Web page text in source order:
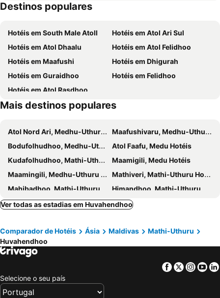
Endheri Sunset Dhangethi
Dhamana Beach Is Located On The Sunrise Beach Of Mahibadhoo, Maldives.
Dhiguveli Breeze
Ranveli Island Resort
Hotel Vakarufalhi Resort
MEHEL - Holiday Home - Mahibadhoo
Horizon Dhigurah
Sun Beach Dhigurah
Oasis Dhigurah
Nemo Inn
Destinos populares
Hotéis em South Male Atoll
Hotéis em Atol Ari Sul
Hotéis em Atol Dhaalu
Hotéis em Atol Felidhoo
Hotéis em Maafushi
Hotéis em Dhigurah
Hotéis em Guraidhoo
Hotéis em Felidhoo
Hotéis em Atol Rasdhoo
Mais destinos populares
Atol Nord Ari, Medhu-Uthuru Hotéis
Maafushivaru, Medhu-Uthuru Hotéis
Bodufolhudhoo, Medhu-Uthuru Hotéis
Atol Faafu, Medu Hotéis
Kudafolhudhoo, Mathi-Uthuru Hotéis
Maamigili, Medu Hotéis
Maamingili, Medhu-Uthuru Hotéis
Mathiveri, Mathi-Uthuru Hotéis
Mahibadhoo, Mathi-Uthuru Hotéis
Himandhoo, Mathi-Uthuru Hotéis
Haggnaameedhoo, Medhu-Uthuru Hotéis
Tholhifushi, Medu Hotéis
Hanimaadhoo, Medu Hotéis
Atol Miladhunmadulu, Uthuru Hotéis
Atol Shaviyani, Mathi-Uthuru Hotéis
Vaikaradhoo, Medhu-Uthuru Hotéis
Atol Haa Dhaluu, Mathi-Uthuru Hotéis
South Male Atoll, Medhu-Uthuru Hotéis
Atol Ari Sul, Medhu-Uthuru Hotéis
Atol Baa, Uthuru Hotéis
Ver todas as estadias em Huvahendhoo
Comparador de Hotéis Ásia Maldivas
Mathi-Uthuru
Huvahendhoo
Facebook
Twitter
Selecione o seu país